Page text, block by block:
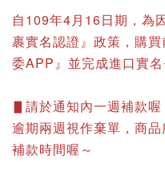
自109年4月16日期，為
裹實名認證』政策，購
委APP』並完成進口實
▋請於通知內一週補款喔
逾期兩週視作棄單，商
補款時間喔～